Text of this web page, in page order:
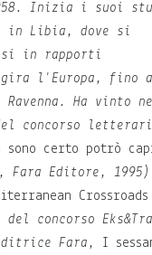
Inizia i suoi
in Libia, dove si
in rapporti
l'Europa, fino a
Ha vinto
concorso
certo potrò
, Fara Editore,
Crossroads
concorso
Fara, I